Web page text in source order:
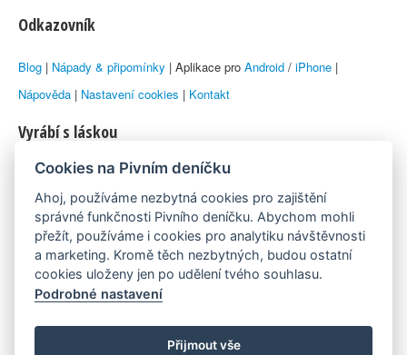
Odkazovník
Blog | Nápady & připomínky | Aplikace pro Android / iPhone |
Nápověda | Nastavení cookies | Kontakt
Vyrábí s láskou
© 2010–2026 byLukáš Zemanaka Emka
Máme rádi
Pivní.info
Poznámka pod čarou
Pivní deníček je nezávislý zdroj, který není spjat s žádným
Cookies na Pivním deníčku
Ahoj, používáme nezbytná cookies pro zajištění
správné funkčnosti Pivního deníčku. Abychom mohli
přežít, používáme i cookies pro analytiku návštěvnosti
a marketing. Kromě těch nezbytných, budou ostatní
cookies uloženy jen po udělení tvého souhlasu.
Podrobné nastavení
Přijmout vše